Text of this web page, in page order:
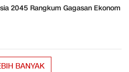
2045 Rangkum Gagasan Ekonom
BANYAK